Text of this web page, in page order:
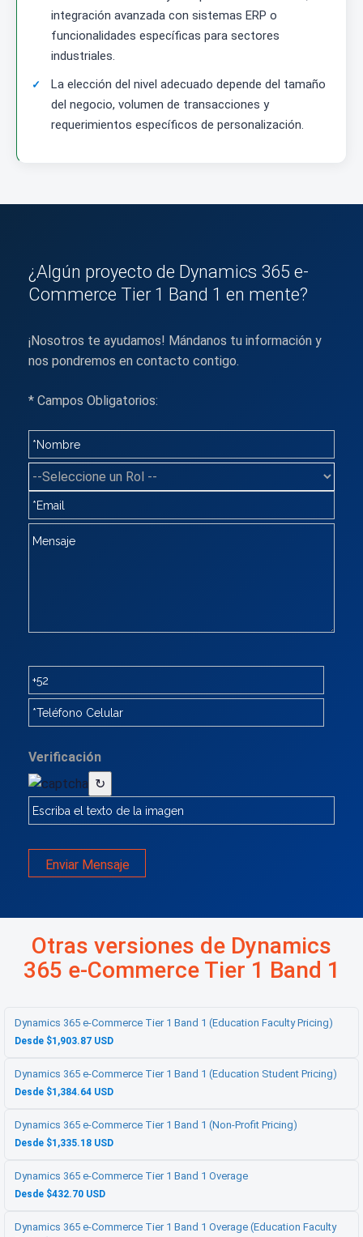
integración avanzada con sistemas ERP o
funcionalidades específicas para sectores
industriales.
La elección del nivel adecuado depende del tamaño
del negocio, volumen de transacciones y
requerimientos específicos de personalización.
¿Algún proyecto de Dynamics 365 e-
Commerce Tier 1 Band 1 en mente?
¡Nosotros te ayudamos! Mándanos tu información y
nos pondremos en contacto contigo.
* Campos Obligatorios:
Verificación
↻
Enviar Mensaje
Otras versiones de Dynamics
365 e-Commerce Tier 1 Band 1
Dynamics 365 e-Commerce Tier 1 Band 1 (Education Faculty Pricing)
Desde $1,903.87 USD
Dynamics 365 e-Commerce Tier 1 Band 1 (Education Student Pricing)
Desde $1,384.64 USD
Dynamics 365 e-Commerce Tier 1 Band 1 (Non-Profit Pricing)
Desde $1,335.18 USD
Dynamics 365 e-Commerce Tier 1 Band 1 Overage
Desde $432.70 USD
Dynamics 365 e-Commerce Tier 1 Band 1 Overage (Education Faculty